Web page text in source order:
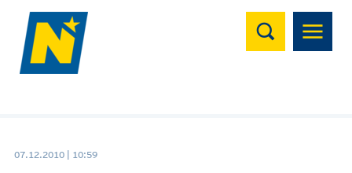
Suchen
07.12.2010 | 10:59